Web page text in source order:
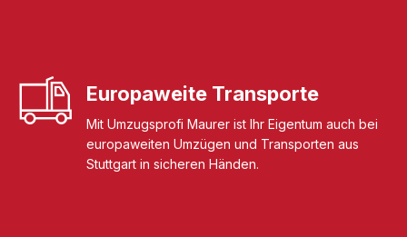
Europaweite Transporte
Mit Umzugsprofi Maurer ist Ihr Eigentum auch bei
europaweiten Umzügen und Transporten aus
Stuttgart in sicheren Händen.